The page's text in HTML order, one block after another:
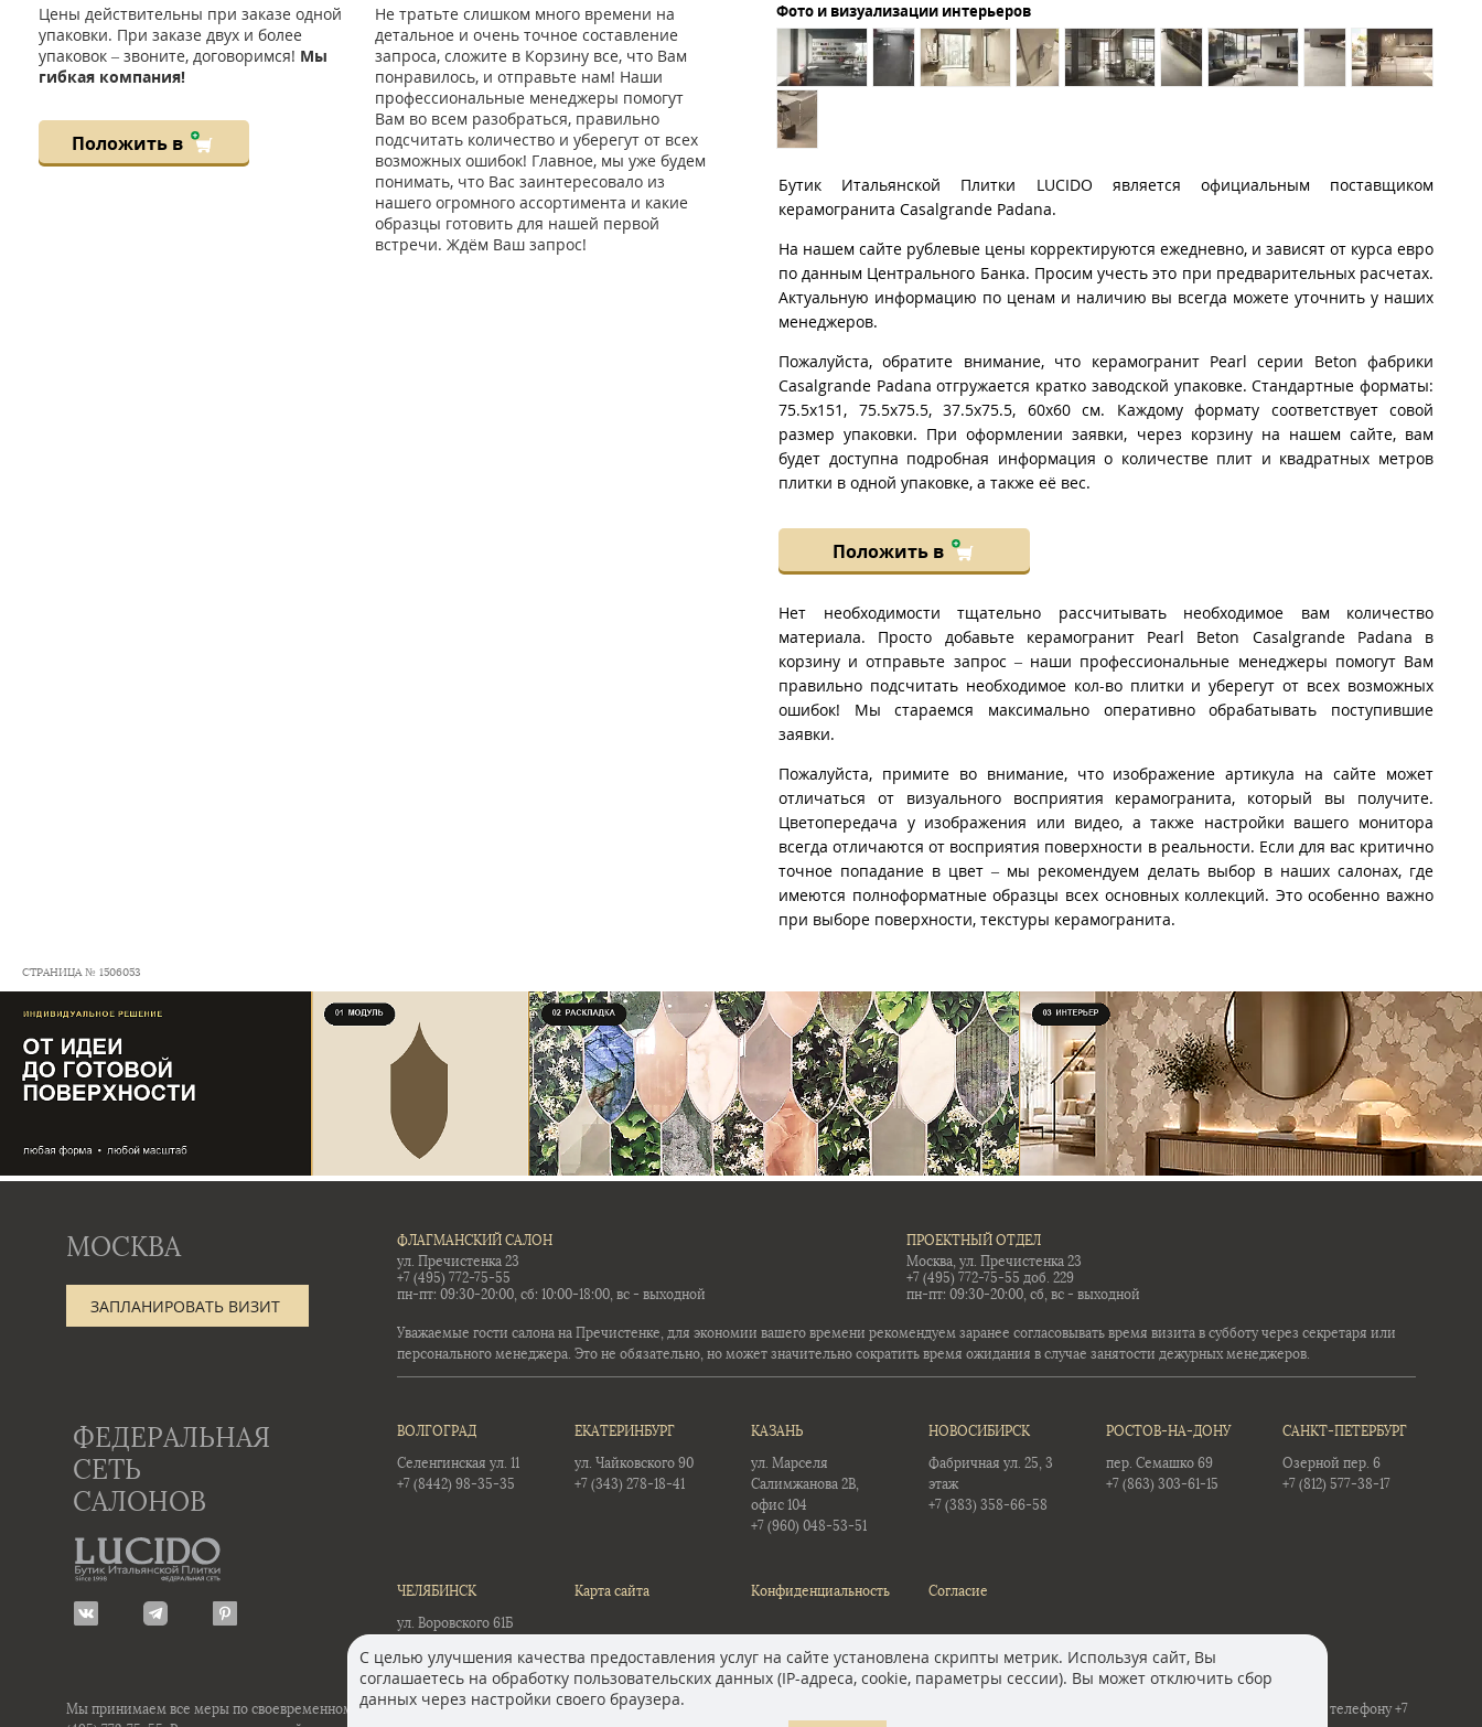
Цены действительны при заказе одной
упаковки. При заказе двух и более
упаковок – звоните, договоримся! Мы
гибкая компания!
Положить в
Не тратьте слишком много времени на
детальное и очень точное составление
запроса, сложите в Корзину все, что Вам
понравилось, и отправьте нам! Наши
профессиональные менеджеры помогут
Вам во всем разобраться, правильно
подсчитать количество и уберегут от всех
возможных ошибок! Главное, мы уже будем
понимать, что Вас заинтересовало из
нашего огромного ассортимента и какие
образцы готовить для нашей первой
встречи. Ждём Ваш запрос!
Фото и визуализации интерьеров
Бутик Итальянской Плитки LUCIDO является официальным поставщиком
керамогранита Casalgrande Padana.
На нашем сайте рублевые цены корректируются ежедневно, и зависят от курса евро
по данным Центрального Банка. Просим учесть это при предварительных расчетах.
Актуальную информацию по ценам и наличию вы всегда можете уточнить у наших
менеджеров.
Пожалуйста, обратите внимание, что керамогранит Pearl серии Beton фабрики
Casalgrande Padana отгружается кратко заводской упаковке. Стандартные форматы:
75.5x151, 75.5x75.5, 37.5x75.5, 60x60 см. Каждому формату соответствует совой
размер упаковки. При оформлении заявки, через корзину на нашем сайте, вам
будет доступна подробная информация о количестве плит и квадратных метров
плитки в одной упаковке, а также её вес.
Положить в
Нет необходимости тщательно рассчитывать необходимое вам количество
материала. Просто добавьте керамогранит Pearl Beton Casalgrande Padana в
корзину и отправьте запрос – наши профессиональные менеджеры помогут Вам
правильно подсчитать необходимое кол-во плитки и уберегут от всех возможных
ошибок! Мы стараемся максимально оперативно обрабатывать поступившие
заявки.
Пожалуйста, примите во внимание, что изображение артикула на сайте может
отличаться от визуального восприятия керамогранита, который вы получите.
Цветопередача у изображения или видео, а также настройки вашего монитора
всегда отличаются от восприятия поверхности в реальности. Если для вас критично
точное попадание в цвет – мы рекомендуем делать выбор в наших салонах, где
имеются полноформатные образцы всех основных коллекций. Это особенно важно
при выборе поверхности, текстуры керамогранита.
СТРАНИЦА № 1506053
МОСКВА
ЗАПЛАНИРОВАТЬ ВИЗИТ
ФЛАГМАНСКИЙ САЛОН
ул. Пречистенка 23
+7 (495) 772-75-55
пн-пт: 09:30-20:00, сб: 10:00-18:00, вс - выходной
ПРОЕКТНЫЙ ОТДЕЛ
Москва, ул. Пречистенка 23
+7 (495) 772-75-55 доб. 229
пн-пт: 09:30-20:00, сб, вс - выходной
Уважаемые гости салона на Пречистенке, для экономии вашего времени рекомендуем заранее согласовывать время визита в субботу через секретаря или
персонального менеджера. Это не обязательно, но может значительно сократить время ожидания в случае занятости дежурных менеджеров.
ФЕДЕРАЛЬНАЯ
СЕТЬ
САЛОНОВ
ВОЛГОГРАД
Селенгинская ул. 11
+7 (8442) 98-35-35
ЕКАТЕРИНБУРГ
ул. Чайковского 90
+7 (343) 278-18-41
КАЗАНЬ
ул. Марселя
Салимжанова 2В,
офис 104
+7 (960) 048-53-51
НОВОСИБИРСК
Фабричная ул. 25, 3
этаж
+7 (383) 358-66-58
РОСТОВ-НА-ДОНУ
пер. Семашко 69
+7 (863) 303-61-15
САНКТ-ПЕТЕРБУРГ
Озерной пер. 6
+7 (812) 577-38-17
ЧЕЛЯБИНСК
ул. Воровского 61Б
Карта сайта Конфиденциальность Согласие
Мы принимаем все меры по своевременному обновлению размещенных на сайте цен, однако во избежание возможных недоразумений, советуем уточнять стоимость товаров в контакт-центре по телефону +7
С целью улучшения качества предоставления услуг на сайте установлена скрипты метрик. Используя сайт, Вы
соглашаетесь на обработку пользовательских данных (IP-адреса, cookie, параметры сессии). Вы может отключить сбор
данных через настройки своего браузера.